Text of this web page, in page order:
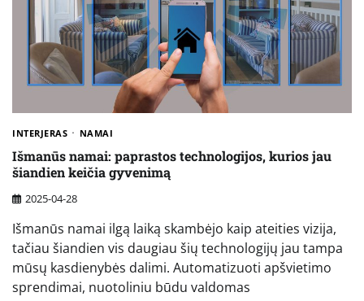
INTERJERAS NAMAI
Išmanūs namai: paprastos technologijos, kurios jau
šiandien keičia gyvenimą
2025-04-28
Išmanūs namai ilgą laiką skambėjo kaip ateities vizija,
tačiau šiandien vis daugiau šių technologijų jau tampa
mūsų kasdienybės dalimi. Automatizuoti apšvietimo
sprendimai, nuotoliniu būdu valdomas